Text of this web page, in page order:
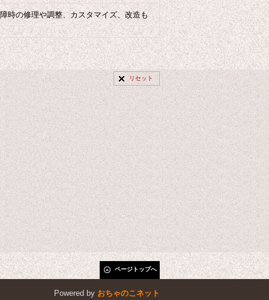
時の修理や調整、カスタマイズ、改造も
リセット
ページトップへ
Powered by おちゃのこネット